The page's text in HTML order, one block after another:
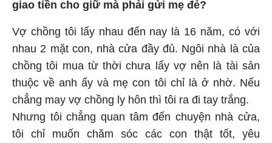
giao tiền cho giữ mà phải gửi mẹ đẻ?
Vợ chồng tôi lấy nhau đến nay là 16 năm, có với
nhau 2 mặt con, nhà cửa đầy đủ. Ngôi nhà là của
chồng tôi mua từ thời chưa lấy vợ nên là tài sản
thuộc về anh ấy và mẹ con tôi chỉ là ở nhờ. Nếu
chẳng may vợ chồng ly hôn thì tôi ra đi tay trắng.
Nhưng tôi chẳng quan tâm đến chuyện nhà cửa,
tôi chỉ muốn chăm sóc các con thật tốt, yêu